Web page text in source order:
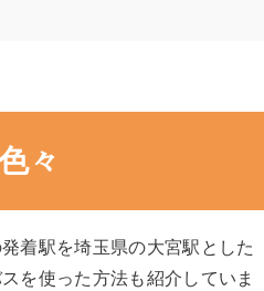
々
着駅を埼玉県の大宮駅とした
を使った方法も紹介していま